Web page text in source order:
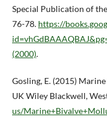
Special Publication of
76-78. https://
(2000).
Gosling, E. (2015)
UK Wiley Blackwell,
us/